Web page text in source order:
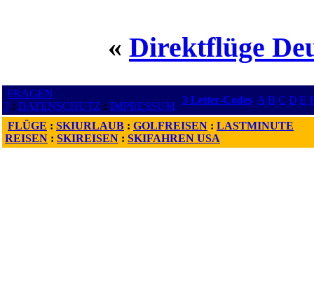
« Direktflüge
FRAGEN
? : DATENSCHUTZ : IMPRESSUM
3 Letter-Codes A B C D E
FLÜGE : SKIURLAUB : GOLFREISEN : LASTMINUTE
REISEN : SKIREISEN : SKIFAHREN USA